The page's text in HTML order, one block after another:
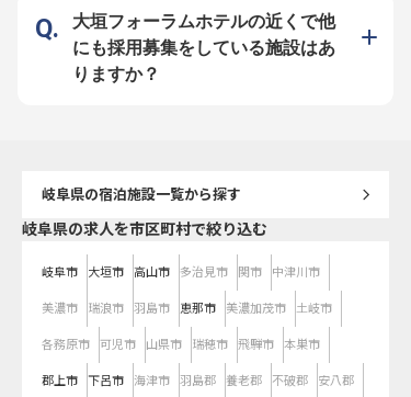
担）！
のため、
大垣フォーラムホテルの近くで他
にも採用募集をしている施設はあ
りますか？
岐阜県の宿泊施設一覧から探す
岐阜県の求人を市区町村で絞り込む
岐阜市 大垣市 高山市 多治見市 関市 中津川市
美濃市 瑞浪市 羽島市 恵那市 美濃加茂市 土岐市
各務原市 可児市 山県市 瑞穂市 飛騨市 本巣市
郡上市 下呂市 海津市 羽島郡 養老郡 不破郡 安八郡